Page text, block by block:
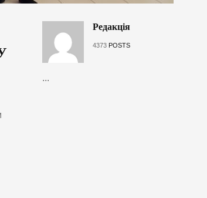
Редакція
4373 POSTS
...